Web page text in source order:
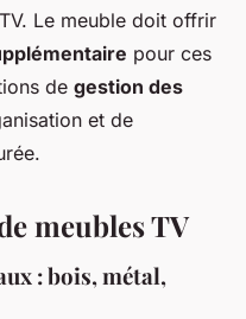
Le meuble doit offrir
pour ces
de gestion des
et de
meubles TV
: bois, métal,